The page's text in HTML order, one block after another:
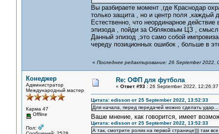
Вы разбираете момент ,где Краснодар
только защита , но и центр поля ,каждый
Естественно, что неординарное
эпизода , пойди за Обляковым ЦЗ ,
Данный эпизод ,это само собой
череду позиционных ошибок , больше в
« Последнее редактирование: 26 September 2022,
Конеджер
Администратор
Международный мастер
Карма 47
Offline
Пол:
Re: ОФП для футбола
« Ответ #93 :26 September 2022, 12:26:37
Цитата: edisson от 25 September 2022, 13:52:33
Для начала, перед передачей можно сделать
Ваше мнение, как говорится, имеет
Цитата: edisson от 25 September 2022, 13:52:33
А так, смотрите ролик на первой странице))) там все